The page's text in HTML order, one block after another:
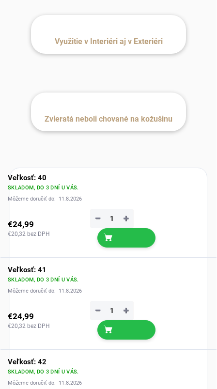
Využitie v Interiéri aj v Exteriéri
Zvieratá neboli chované na kožušinu
Veľkosť: 40
SKLADOM, DO 3 DNÍ U VÁS.
Môžeme doručiť do:
11.8.2026
€24,99
€20,32 bez DPH
+
−
Veľkosť: 41
SKLADOM, DO 3 DNÍ U VÁS.
Môžeme doručiť do:
11.8.2026
€24,99
€20,32 bez DPH
+
−
Veľkosť: 42
SKLADOM, DO 3 DNÍ U VÁS.
Môžeme doručiť do:
11.8.2026